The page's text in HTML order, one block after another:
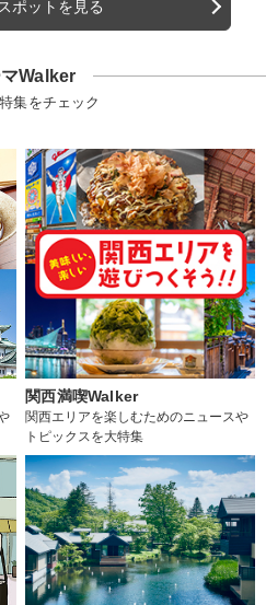
ポットを見る
Walker
集をチェック
関西満喫Walker
関西エリアを楽しむためのニュースや
トピックスを大特集